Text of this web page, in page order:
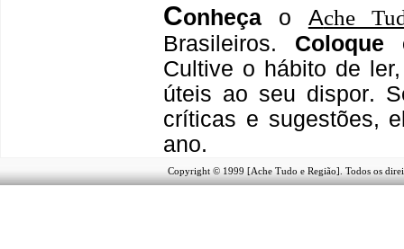
Conheça o Ache
Brasileiros.
Cultive o hábito de
úteis ao seu dispor.
críticas e sugestões,
ano.
Copyright © 1999 [Ache Tudo e Região]. Todos os